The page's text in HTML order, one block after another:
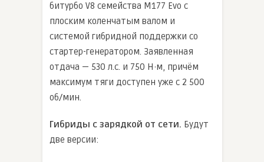
битурбо V8 семейства M177 Evo с
плоским коленчатым валом и
системой гибридной поддержки со
стартер-генератором. Заявленная
отдача — 530 л.с. и 750 Н·м, причём
максимум тяги доступен уже с 2 500
об/мин.
Гибриды с зарядкой от сети. Будут
две версии: